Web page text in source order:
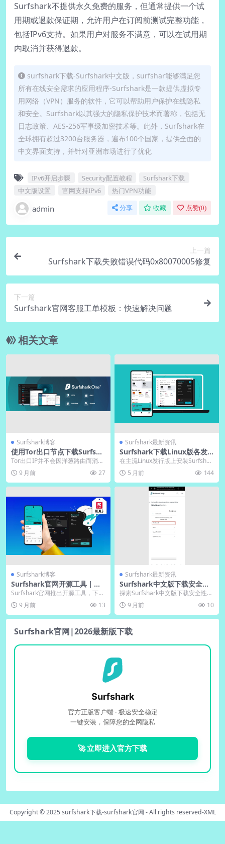
Surfshark不提供永久免费的服务，但通常提供一个试
用期或退款保证期，允许用户在订阅前测试完整功能，
包括IPv6支持。如果用户对服务不满意，可以在试用期
内取消并获得退款。
surfshark下载-Surfshark中文版，surfshar能够满足您
所有在线安全需求的应用程序-Surfshark是一款提供虚拟专
用网络（VPN）服务的软件，它可以帮助用户保护在线隐私
和安全。Surfshark以其强大的隐私保护技术而著称，包括无
日志政策、AES-256军事级加密技术等。此外，Surfshark在
全球拥有超过3200台服务器，遍布100个国家，提供全面的
中文界面支持，并针对亚洲市场进行了优化
IPv6开启步骤 Security配置教程
Surfshark下载
中文版设置
官网支持IPv6 热门VPN功能
admin 分享 收藏 点赞(0)
上一篇
Surfshark下载失败错误代码0x80070005修复
下一篇
Surfshark官网客服工单模板：快速解决问题
相关文章
Surfshark博客
使用Tor出口节点下载Surfsha
rk时出口IP是否会被记录
Tor出口IP并不会因洋葱路由而消
失，Surfshark官网仍将其写入日志
并打上...
9 月前 27
Surfshark最新资讯
Surfshark下载Linux版各发
行版安装命令汇总
在主流Linux发行版上安装Surfshar
k VPN的详细命令汇总，涵盖Ubu...
5 月前 144
Surfshark博客
Surfshark官网开源工具｜下
载VPN前验证代码
Surfshark官网推出开源工具，下载
VPN前验证代码，确保网络安全。
操作简单...
9 月前 13
Surfshark最新资讯
Surfshark中文版下载安全
吗？电脑版独立审计报告解读
探索Surfshark中文版下载安全性，
从官方渠道验证到加密技术解析。
文章深入分...
9 月前 10
Surfshark官网|2026最新版下载
Surfshark
官方正版客户端 · 极速安全稳定
一键安装，保障您的全网隐私
🚀 立即进入官方下载
Copyright © 2025surfshark下载-surfshark官网 - All rights reserved-XML